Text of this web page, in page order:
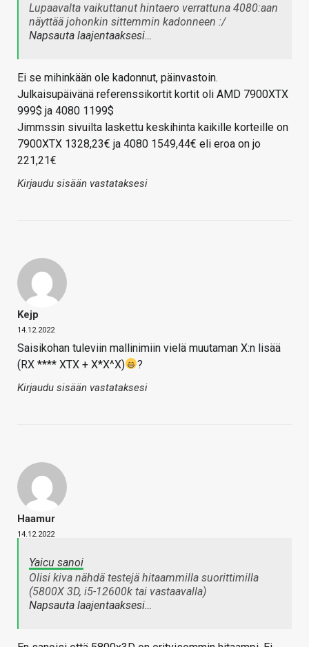
Lupaavalta vaikuttanut hintaero verrattuna 4080:aan
näyttää johonkin sittemmin kadonneen :/
Napsauta laajentaaksesi…
Ei se mihinkään ole kadonnut, päinvastoin.
Julkaisupäivänä referenssikortit kortit oli AMD 7900XTX
999$ ja 4080 1199$
Jimmssin sivuilta laskettu keskihinta kaikille korteille on
7900XTX 1328,23€ ja 4080 1549,44€ eli eroa on jo
221,21€
Kirjaudu sisään vastataksesi
Kejp
14.12.2022
Saisikohan tuleviin mallinimiin vielä muutaman X:n lisää
(RX **** XTX + X*X^X)
?
Kirjaudu sisään vastataksesi
Haamur
14.12.2022
Yaicu sanoi
Olisi kiva nähdä testejä hitaammilla suorittimilla
(5800X 3D, i5-12600k tai vastaavalla)
Napsauta laajentaaksesi…